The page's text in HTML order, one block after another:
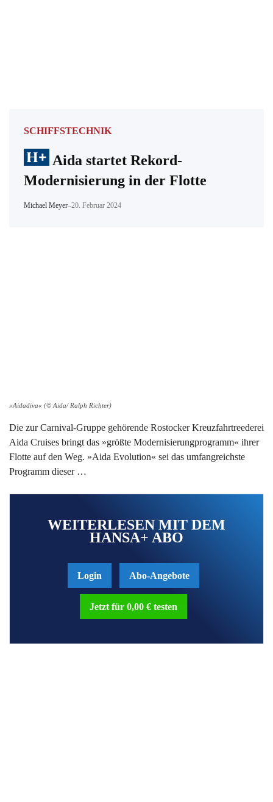
SCHIFFSTECHNIK
Aida startet Rekord-
Modernisierung in der Flotte
Michael Meyer–20. Februar 2024
»Aidadiva« (© Aida/ Ralph Richter)
Die zur Carnival-Gruppe gehörende Rostocker Kreuzfahrtreederei
Aida Cruises bringt das »größte Modernisierungprogramm« ihrer
Flotte auf den Weg. »Aida Evolution« sei das umfangreichste
Programm dieser …
WEITERLESEN MIT DEM
HANSA+ ABO
Login Abo-Angebote
Jetzt für 0,00 € testen